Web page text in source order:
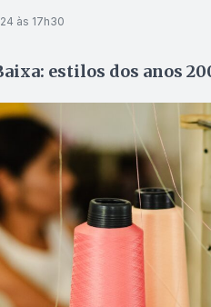
às 17h30
estilos dos anos